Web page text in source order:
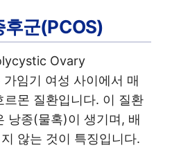
후군(PCOS)
Ovary
임기 여성 사이에서 매
몬 질환입니다. 이 질환
낭종(물혹)이 생기며, 배
않는 것이 특징입니다.